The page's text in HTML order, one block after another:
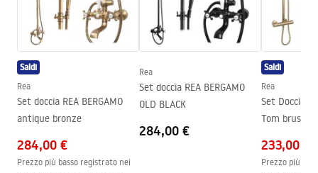
Modalità di apertura
Pieghevole
Serie
Fold
Assemblaggio
Sul pavimento o piatto doccia,
A pavimento o incassato nel
pavimento
Altezza
Direzione della cabina
Universale
Garanzia
Saldi
Rea
Set doccia REA BERGAMO
antique bronze
284,00 €
Prezzo più basso registrato nei
Rea
Set doccia REA BERGAMO
OLD BLACK
284,00 €
Saldi
Rea
Set Doccia
Tom brush
233,00 €
Prezzo più